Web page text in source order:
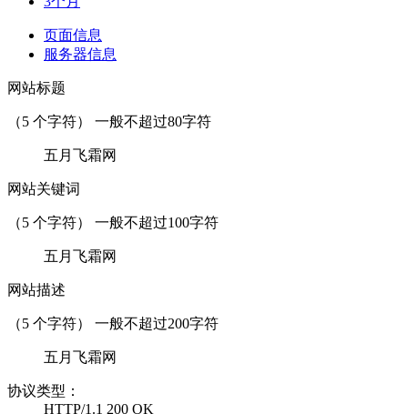
页面信息
服务器信息
网站标题
（5 个字符） 一般不超过80字符
五月飞霜网
网站关键词
（5 个字符） 一般不超过100字符
五月飞霜网
网站描述
（5 个字符） 一般不超过200字符
五月飞霜网
协议类型：
HTTP/1.1 200 OK